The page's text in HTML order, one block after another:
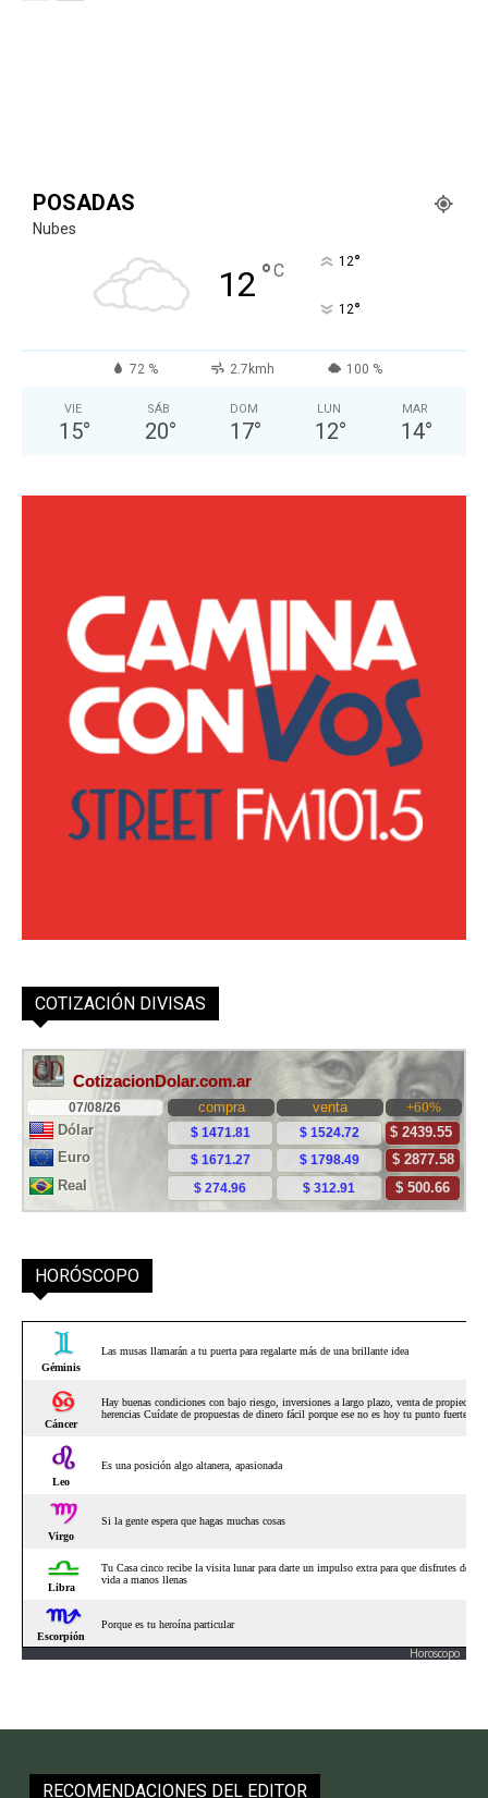
POSADAS
Nubes
12 °C 12°
12°
72 % 2.7kmh 100 %
VIE
15°
SÁB
20°
DOM
17°
LUN
12°
MAR
14°
COTIZACIÓN DIVISAS
HORÓSCOPO
Horoscopo
RECOMENDACIONES DEL EDITOR